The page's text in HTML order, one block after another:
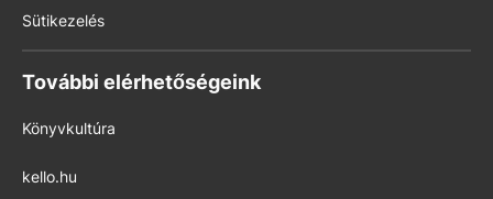
Sütikezelés
További elérhetőségeink
Könyvkultúra
kello.hu